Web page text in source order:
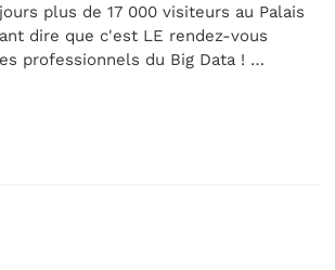
plus de 17 000 visiteurs au Palais
dire que c'est LE rendez-vous
professionnels du Big Data ! …